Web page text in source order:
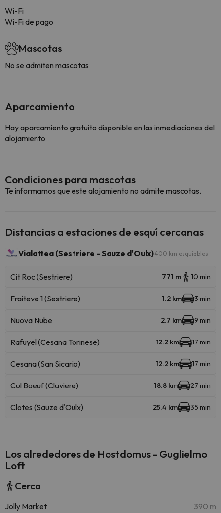
Wi-Fi
Wi-Fi de pago
Mascotas
No se admiten mascotas
Aparcamiento
Hay aparcamiento gratuito disponible en las inmediaciones del
alojamiento
Condiciones para mascotas
Te informamos que este alojamiento no admite mascotas.
Distancias a estaciones de esquí cercanas
Vialattea (Sestriere - Sauze d'Oulx)400 km esquiables
Cit Roc (Sestriere) 771 m 10 min
Fraiteve 1 (Sestriere) 1.2 km 3 min
Nuova Nube 2.7 km 9 min
Rafuyel (Cesana Torinese) 12.2 km 17 min
Cesana (San Sicario) 12.2 km 17 min
Col Boeuf (Claviere) 18.8 km 27 min
Clotes (Sauze d'Oulx) 25.4 km 35 min
Los alrededores de Hostdomus - Guglielmo
Loft
Cerca
Jolly Market 390 m